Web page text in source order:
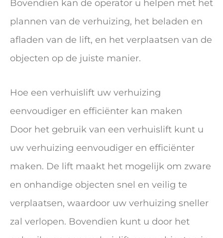
Bovendien kan de operator u helpen met het
plannen van de verhuizing, het beladen en
afladen van de lift, en het verplaatsen van de
objecten op de juiste manier.
Hoe een verhuislift uw verhuizing
eenvoudiger en efficiënter kan maken
Door het gebruik van een verhuislift kunt u
uw verhuizing eenvoudiger en efficiënter
maken. De lift maakt het mogelijk om zware
en onhandige objecten snel en veilig te
verplaatsen, waardoor uw verhuizing sneller
zal verlopen. Bovendien kunt u door het